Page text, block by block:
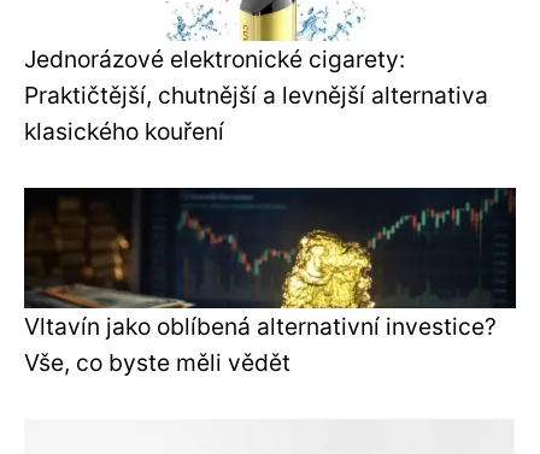
Jednorázové elektronické cigarety:
Praktičtější, chutnější a levnější alternativa
klasického kouření
Vltavín jako oblíbená alternativní investice?
Vše, co byste měli vědět